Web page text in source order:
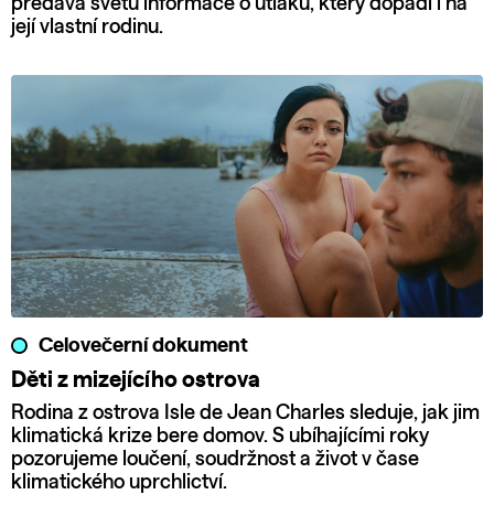
předává světu informace o útlaku, který dopadl i na
její vlastní rodinu.
Celovečerní dokument
Děti z mizejícího ostrova
Rodina z ostrova Isle de Jean Charles sleduje, jak jim
klimatická krize bere domov. S ubíhajícími roky
pozorujeme loučení, soudržnost a život v čase
klimatického uprchlictví.